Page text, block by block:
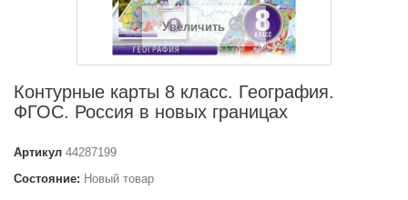
Увеличить
Контурные карты 8 класс. География.
ФГОС. Россия в новых границах
Артикул 44287199
Состояние: Новый товар